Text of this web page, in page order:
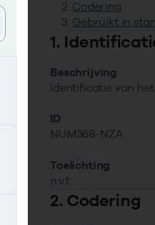
Codering
Gebruikt in
1.
Beschrijving
Identificatie van
ID
NUM368-NZA
Toelichting
n.v.t.
2. Codering